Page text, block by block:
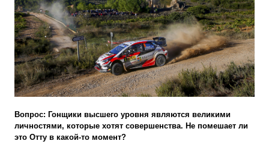
Вопрос: Гонщики высшего уровня являются великими
личностями, которые хотят совершенства. Не помешает ли
это Отту в какой-то момент?